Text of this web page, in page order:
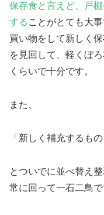
保存食と言えど、戸
する ことがとても大事
買い物をして新しく
を見回して、軽くぼ
くらいで十分です。
また、
「新しく補充するも
とついでに並べ替え
常に回って一石二鳥で